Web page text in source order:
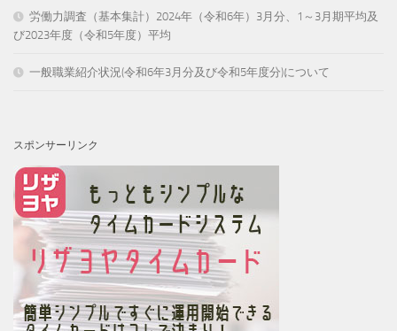
労働力調査（基本集計）2024年（令和6年）3月分、1～3月期平均及
び2023年度（令和5年度）平均
一般職業紹介状況(令和6年3月分及び令和5年度分)について
スポンサーリンク